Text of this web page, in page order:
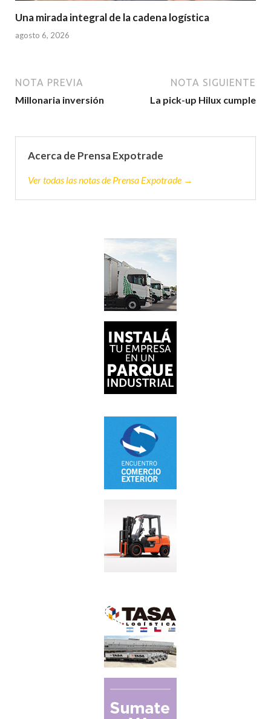
Una mirada integral de la cadena logística
agosto 6, 2026
NOTA PREVIA
Millonaria inversión
NOTA SIGUIENTE
La pick-up Hilux cumple
Acerca de Prensa Expotrade
Ver todas las notas de Prensa Expotrade →